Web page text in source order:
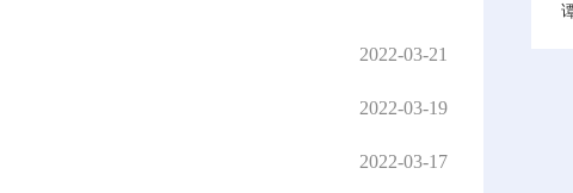
2022-03-21
2022-03-19
2022-03-17